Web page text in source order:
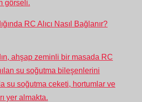
RC Alıcı Nasıl Bağlanır?